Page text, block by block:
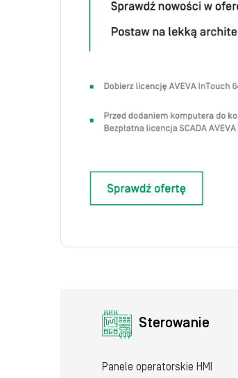
Sterowanie
Panele operatorskie HMI